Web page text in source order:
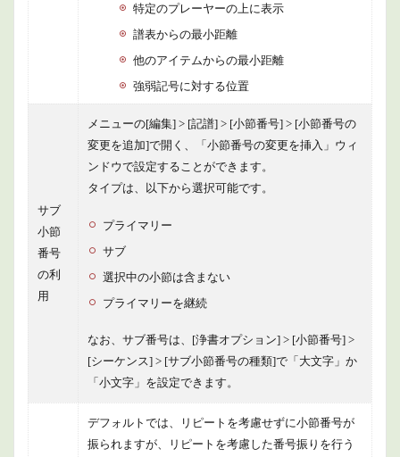
特定のプレーヤーの上に表示
譜表からの最小距離
他のアイテムからの最小距離
強弱記号に対する位置
サブ
小節
番号
の利
用
メニューの[編集] > [記譜] > [小節番号] > [小節番号の
変更を追加]で開く、「小節番号の変更を挿入」ウィ
ンドウで設定することができます。
タイプは、以下から選択可能です。
プライマリー
サブ
選択中の小節は含まない
プライマリーを継続
なお、サブ番号は、[浄書オプション] > [小節番号] >
[シーケンス] > [サブ小節番号の種類]で「大文字」か
「小文字」を設定できます。
デフォルトでは、リピートを考慮せずに小節番号が
振られますが、リピートを考慮した番号振りを行う